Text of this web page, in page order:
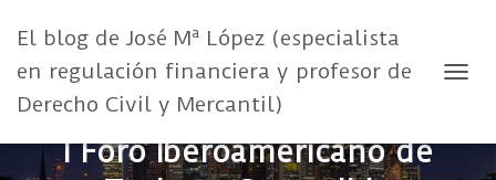
El blog de José Mª López (especialista
en regulación financiera y profesor de
Derecho Civil y Mercantil)
I Foro Iberoamericano de